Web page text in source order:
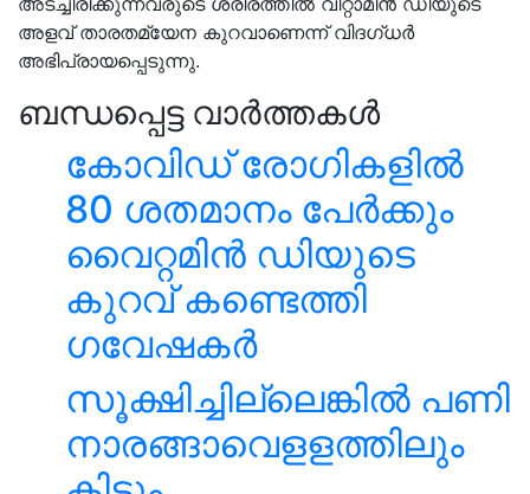
അളവ് താരതമ്യേന കുറവാണെന്ന് വിദഗ്ധര്‍
അഭിപ്രായപ്പെടുന്നു.
ബന്ധപ്പെട്ട വാർത്തകൾ
കോവിഡ് രോഗികളിൽ
80 ശതമാനം പേർക്കും
വൈറ്റമിന്‍ ഡിയുടെ
കുറവ് കണ്ടെത്തി
ഗവേഷകർ
സൂക്ഷിച്ചില്ലെങ്കില്‍ പണി
നാരങ്ങാവെളളത്തിലും